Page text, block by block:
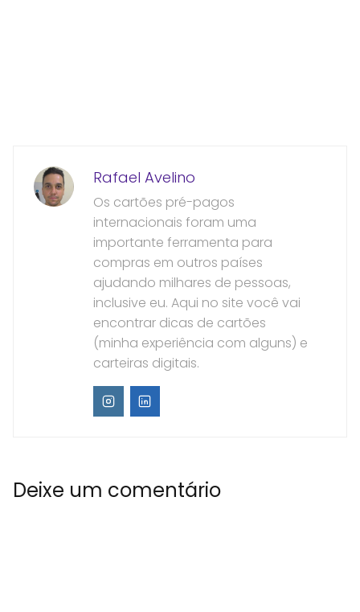
Rafael Avelino
Os cartões pré-pagos
internacionais foram uma
importante ferramenta para
compras em outros países
ajudando milhares de pessoas,
inclusive eu. Aqui no site você vai
encontrar dicas de cartões
(minha experiência com alguns) e
carteiras digitais.
Deixe um comentário